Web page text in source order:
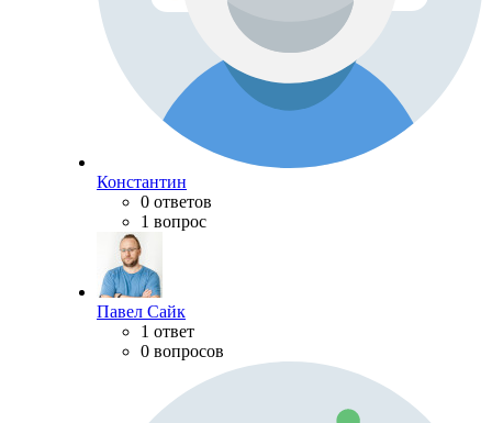
Константин
0 ответов
1 вопрос
Павел Сайк
1 ответ
0 вопросов